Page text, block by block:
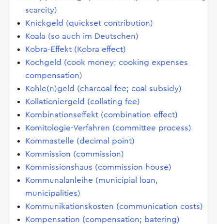
scarcity)
Knickgeld (quickset contribution)
Koala (so auch im Deutschen)
Kobra-Effekt (Kobra effect)
Kochgeld (cook money; cooking expenses
compensation)
Kohle(n)geld (charcoal fee; coal subsidy)
Kollationiergeld (collating fee)
Kombinationseffekt (combination effect)
Komitologie-Verfahren (committee process)
Kommastelle (decimal point)
Kommission (commission)
Kommissionshaus (commission house)
Kommunalanleihe (municipial loan,
municipalities)
Kommunikationskosten (communication costs)
Kompensation (compensation; batering)